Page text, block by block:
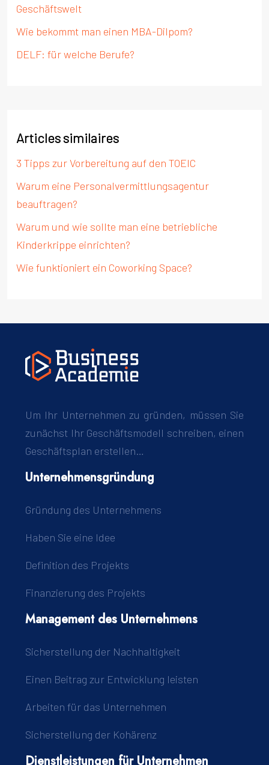
Geschäftswelt
Wie bekommt man einen MBA-Dilpom?
DELF: für welche Berufe?
Articles similaires
3 Tipps zur Vorbereitung auf den TOEIC
Warum eine Personalvermittlungsagentur
beauftragen?
Warum und wie sollte man eine betriebliche
Kinderkrippe einrichten?
Wie funktioniert ein Coworking Space?
Um Ihr Unternehmen zu gründen, müssen Sie
zunächst Ihr Geschäftsmodell schreiben, einen
Geschäftsplan erstellen…
Unternehmensgründung
Gründung des Unternehmens
Haben Sie eine Idee
Definition des Projekts
Finanzierung des Projekts
Management des Unternehmens
Sicherstellung der Nachhaltigkeit
Einen Beitrag zur Entwicklung leisten
Arbeiten für das Unternehmen
Sicherstellung der Kohärenz
Dienstleistungen für Unternehmen